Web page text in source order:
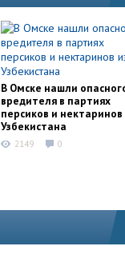
В Омске нашли
вредителя в партиях
персиков и нектаринов
Узбекистана
2149 0